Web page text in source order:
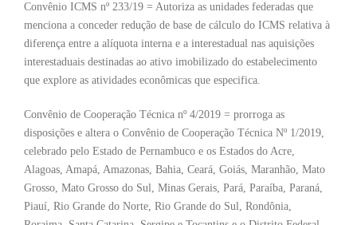
Convênio ICMS nº 233/19 = Autoriza as unidades federadas que
menciona a conceder redução de base de cálculo do ICMS relativa à
diferença entre a alíquota interna e a interestadual nas aquisições
interestaduais destinadas ao ativo imobilizado do estabelecimento
que explore as atividades econômicas que especifica.
Convênio de Cooperação Técnica nº 4/2019 = prorroga as
disposições e altera o Convênio de Cooperação Técnica Nº 1/2019,
celebrado pelo Estado de Pernambuco e os Estados do Acre,
Alagoas, Amapá, Amazonas, Bahia, Ceará, Goiás, Maranhão, Mato
Grosso, Mato Grosso do Sul, Minas Gerais, Pará, Paraíba, Paraná,
Piauí, Rio Grande do Norte, Rio Grande do Sul, Rondônia,